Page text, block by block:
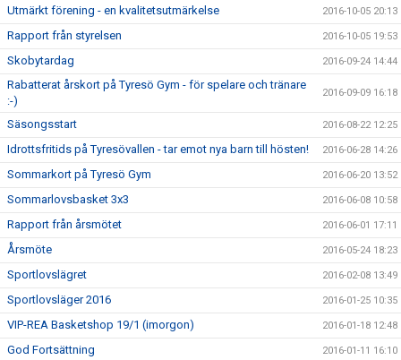
Utmärkt förening - en kvalitetsutmärkelse 2016-10-05 20:13
Rapport från styrelsen 2016-10-05 19:53
Skobytardag 2016-09-24 14:44
Rabatterat årskort på Tyresö Gym - för spelare och tränare
:-)
2016-09-09 16:18
Säsongsstart 2016-08-22 12:25
Idrottsfritids på Tyresövallen - tar emot nya barn till hösten! 2016-06-28 14:26
Sommarkort på Tyresö Gym 2016-06-20 13:52
Sommarlovsbasket 3x3 2016-06-08 10:58
Rapport från årsmötet 2016-06-01 17:11
Årsmöte 2016-05-24 18:23
Sportlovslägret 2016-02-08 13:49
Sportlovsläger 2016 2016-01-25 10:35
VIP-REA Basketshop 19/1 (imorgon) 2016-01-18 12:48
God Fortsättning 2016-01-11 16:10